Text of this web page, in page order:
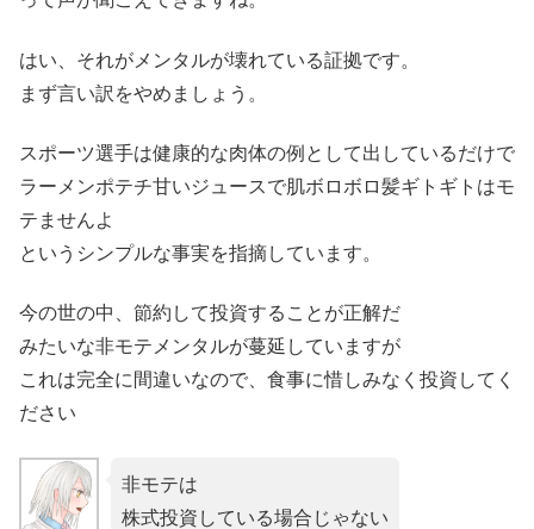
はい、それがメンタルが壊れている証拠です。
まず言い訳をやめましょう。
スポーツ選手は健康的な肉体の例として出しているだけで
ラーメンポテチ甘いジュースで肌ボロボロ髪ギトギトはモ
テませんよ
というシンプルな事実を指摘しています。
今の世の中、節約して投資することが正解だ
みたいな非モテメンタルが蔓延していますが
これは完全に間違いなので、食事に惜しみなく投資してく
ださい
非モテは
株式投資している場合じゃない